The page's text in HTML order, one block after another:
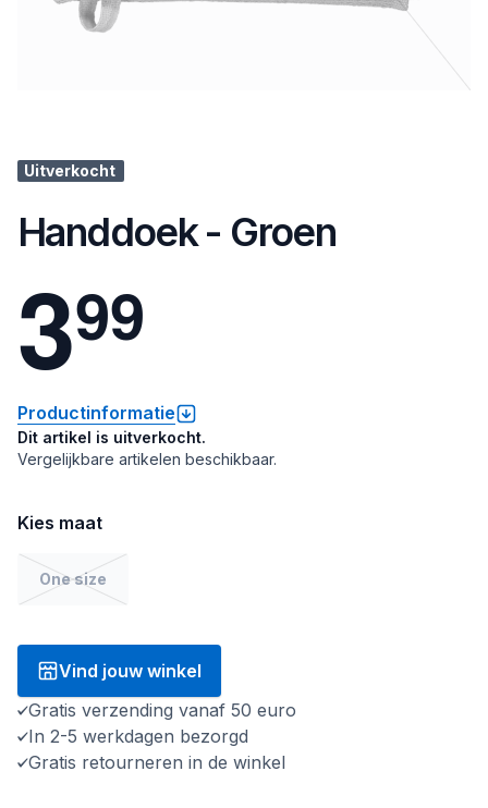
Uitverkocht
Handdoek - Groen
399
Productinformatie
Dit artikel is uitverkocht.
Vergelijkbare artikelen beschikbaar.
Kies maat
One size
Vind jouw winkel
Gratis verzending vanaf 50 euro
In 2-5 werkdagen bezorgd
Gratis retourneren in de winkel